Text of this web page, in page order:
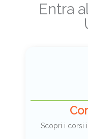
Entra
Scopri i corsi